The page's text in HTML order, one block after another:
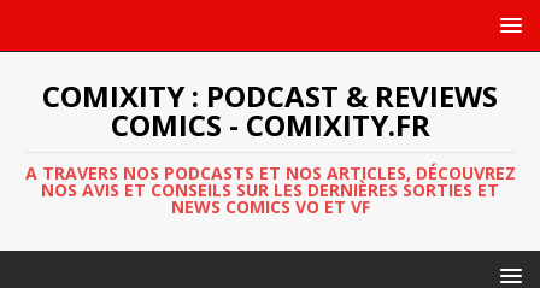
COMIXITY : PODCAST & REVIEWS
COMICS - COMIXITY.FR
A TRAVERS NOS PODCASTS ET NOS ARTICLES, DÉCOUVREZ
NOS AVIS ET CONSEILS SUR LES DERNIÈRES SORTIES ET
NEWS COMICS VO ET VF